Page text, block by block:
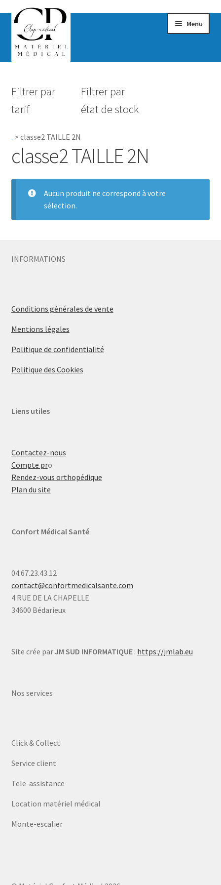
Menu
Hygiène
Accessoires Salle de bain
Pro.
Filtrer par
tarif
Filtrer par
état de stock
. > classe2 TAILLE 2N
classe2 TAILLE 2N
Aucun produit ne correspond à votre
sélection.
INFORMATIONS
Conditions générales de vente
Mentions légales
Politique de confidentialité
Politique des Cookies
Liens utiles
Contactez-nous
Compte pro
Rendez-vous orthopédique
Plan du site
Confort Médical Santé
04.67.23.43.12
contact@confortmedicalsante.com
4 RUE DE LA CHAPELLE
34600 Bédarieux
Site crée par JM SUD INFORMATIQUE: https://jmlab.eu
Nos services
Click & Collect
Service client
Tele-assistance
Location matériel médical
Monte-escalier